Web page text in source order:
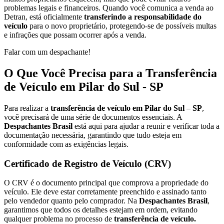
problemas legais e financeiros. Quando você comunica a venda ao
Detran, está oficialmente transferindo a responsabilidade do
veículo para o novo proprietário, protegendo-se de possíveis multas
e infrações que possam ocorrer após a venda.
Falar com um despachante!
O Que Você Precisa para a Transferência
de Veículo em Pilar do Sul - SP
Para realizar a transferência de veículo em Pilar do Sul – SP,
você precisará de uma série de documentos essenciais. A
Despachantes Brasil está aqui para ajudar a reunir e verificar toda a
documentação necessária, garantindo que tudo esteja em
conformidade com as exigências legais.
Certificado de Registro de Veículo (CRV)
O CRV é o documento principal que comprova a propriedade do
veículo. Ele deve estar corretamente preenchido e assinado tanto
pelo vendedor quanto pelo comprador. Na Despachantes Brasil,
garantimos que todos os detalhes estejam em ordem, evitando
qualquer problema no processo de transferência de veículo.